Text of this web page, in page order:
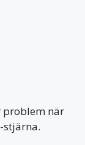
problem när
stjärna.